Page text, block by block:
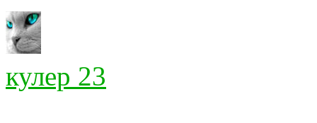
кулер 23